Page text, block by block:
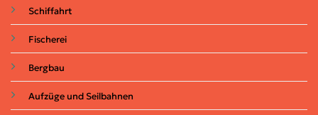
Schiffahrt
Fischerei
Bergbau
Aufzüge und Seilbahnen